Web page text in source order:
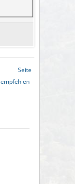
Seite
empfehlen